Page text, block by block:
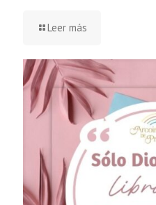
Leer más